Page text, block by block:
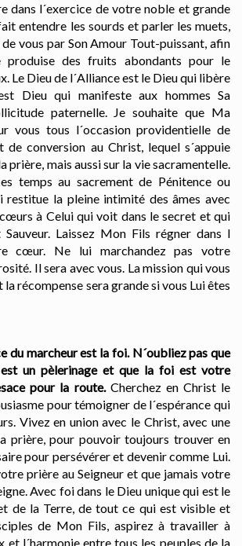
dans l´exercice de votre noble et grande
entendre les sourds et parler les muets,
vous par Son Amour Tout-puissant, afin
des fruits abondants pour le
Le Dieu de l´Alliance est le Dieu qui libère
Dieu qui manifeste aux hommes Sa
paternelle. Je souhaite que Ma
vous tous l´occasion providentielle de
de conversion au Christ, lequel s´appuie
prière, mais aussi sur la vie sacramentelle.
temps au sacrement de Pénitence ou
restitue la pleine intimité des âmes avec
à Celui qui voit dans le secret et qui
Laissez Mon Fils régner dans l
cœur. Ne lui marchandez pas votre
Il sera avec vous. La mission qui vous
récompense sera grande si vous Lui êtes
du marcheur est la foi. N´oubliez pas que
un pèlerinage et que la foi est votre
pour la route. Cherchez en Christ le
pour témoigner de l´espérance qui
Vivez en union avec le Christ, avec une
prière, pour pouvoir toujours trouver en
pour persévérer et devenir comme Lui.
prière au Seigneur et que jamais votre
Avec foi dans le Dieu unique qui est le
de la Terre, de tout ce qui est visible et
de Mon Fils, aspirez à travailler à
et l´harmonie entre tous les peuples de la